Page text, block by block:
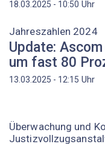
18.03.2025 - 10:50 Uhr
Jahreszahlen 2024
Update:
um fast 80
13.03.2025 - 12:15 Uhr
Überwachung und